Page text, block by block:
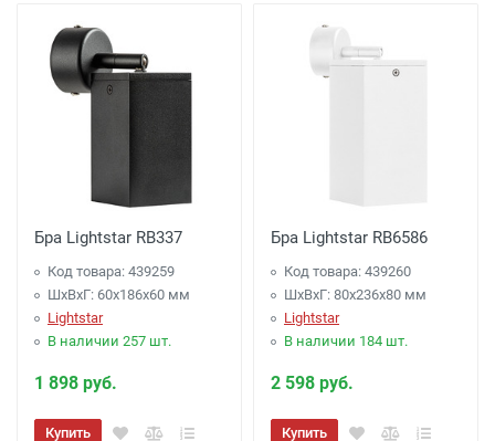
Бра Lightstar RB337
Код товара: 439259
ШхВхГ: 60x186x60 мм
Lightstar
В наличии 257 шт.
1 898 руб.
Купить
Бра Lightstar RB6586
Код товара: 439260
ШхВхГ: 80x236x80 мм
Lightstar
В наличии 184 шт.
2 598 руб.
Купить